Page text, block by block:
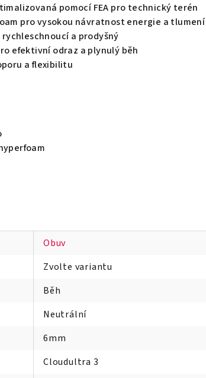
pomocí FEA pro technický terén
pro vysokou návratnost energie a tlumení
a prodyšný
efektivní odraz a plynulý běh
a flexibilitu
Obuv
Zvolte variantu
Běh
Neutrální
6mm
Cloudultra 3